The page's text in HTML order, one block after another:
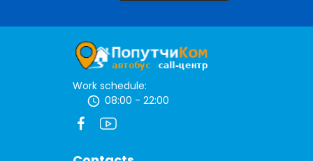
Work schedule:
08:00 - 22:00